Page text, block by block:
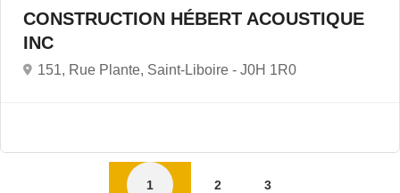
CONSTRUCTION HÉBERT ACOUSTIQUE
INC
151, Rue Plante, Saint-Liboire - J0H 1R0
1 2 3